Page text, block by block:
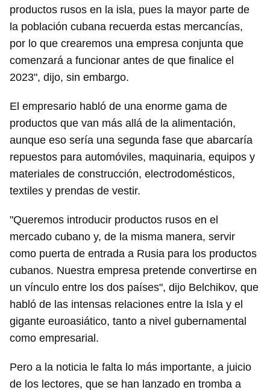
productos rusos en la isla, pues la mayor parte de
la población cubana recuerda estas mercancías,
por lo que crearemos una empresa conjunta que
comenzará a funcionar antes de que finalice el
2023", dijo, sin embargo.
El empresario habló de una enorme gama de
productos que van más allá de la alimentación,
aunque eso sería una segunda fase que abarcaría
repuestos para automóviles, maquinaria, equipos y
materiales de construcción, electrodomésticos,
textiles y prendas de vestir.
"Queremos introducir productos rusos en el
mercado cubano y, de la misma manera, servir
como puerta de entrada a Rusia para los productos
cubanos. Nuestra empresa pretende convertirse en
un vínculo entre los dos países", dijo Belchikov, que
habló de las intensas relaciones entre la Isla y el
gigante euroasiático, tanto a nivel gubernamental
como empresarial.
Pero a la noticia le falta lo más importante, a juicio
de los lectores, que se han lanzado en tromba a